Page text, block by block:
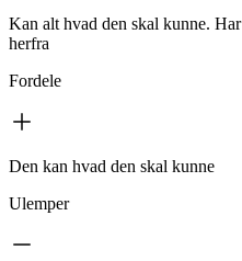
Kan alt hvad den skal kunne.
herfra
Fordele
Den kan hvad den skal kunne
Ulemper